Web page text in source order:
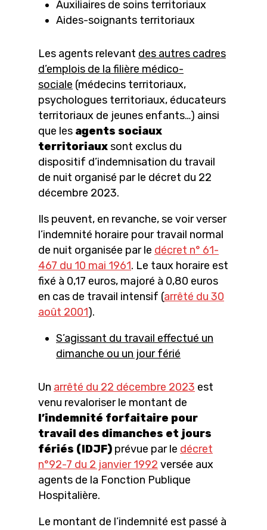
Auxiliaires de soins territoriaux
Aides-soignants territoriaux
Les agents relevant des autres cadres
d’emplois de la filière médico-
sociale (médecins territoriaux,
psychologues territoriaux, éducateurs
territoriaux de jeunes enfants…) ainsi
que les agents sociaux
territoriauxsont exclus du
dispositif d’indemnisation du travail
de nuit organisé par le décret du 22
décembre 2023.
Ils peuvent, en revanche, se voir verser
l’indemnité horaire pour travail normal
de nuit organisée par le décret n° 61-
467 du 10 mai 1961. Le taux horaire est
fixé à 0,17 euros, majoré à 0,80 euros
en cas de travail intensif (arrêté du 30
août 2001).
S’agissant du travail effectué un
dimanche ou un jour férié
Un arrêté du 22 décembre 2023 est
venu revaloriser le montant de
l’indemnité forfaitaire pour
travail des dimanches et jours
fériés (IDJF) prévue par le décret
n°92-7 du 2 janvier 1992 versée aux
agents de la Fonction Publique
Hospitalière.
Le montant de l’indemnité est passé à